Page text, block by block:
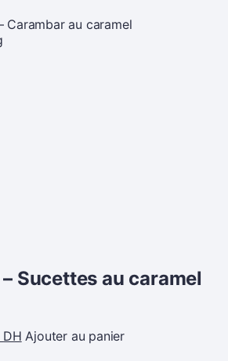
Sucettes au caramel
DH Ajouter au panier